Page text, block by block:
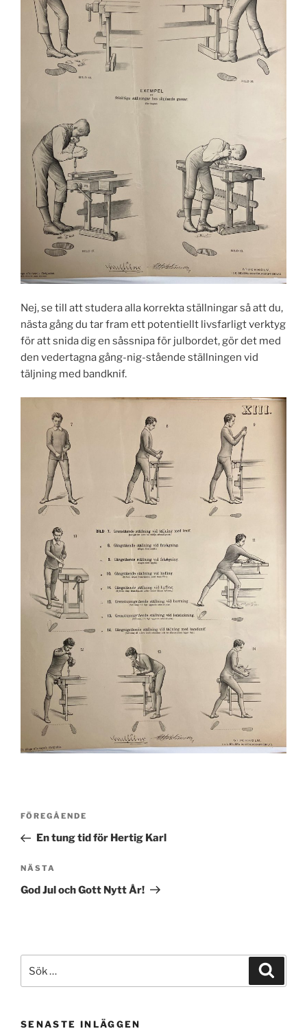
Nej, se till att studera alla korrekta ställningar så att du,
nästa gång du tar fram ett potentiellt livsfarligt verktyg
för att snida dig en såssnipa för julbordet, gör det med
den vedertagna gång-nig-stående ställningen vid
täljning med bandknif.
Inläggsnavigering
Föregående
inlägg
FÖREGÅENDE
En tung tid för Hertig Karl
Nästa
inlägg
NÄSTA
God Jul och Gott Nytt År!
efter:
SENASTE INLÄGGEN